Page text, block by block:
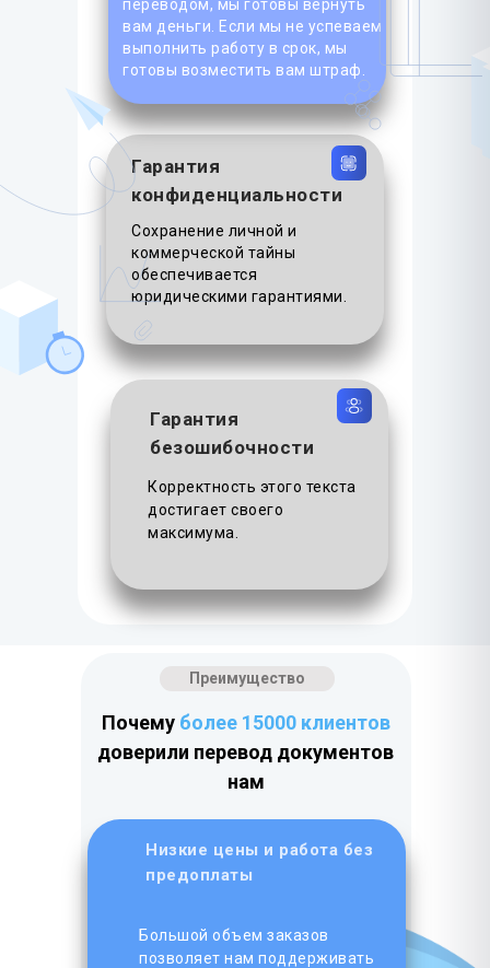
Гарантия
конфиденциальности
Гарантия
безошибочности
Сохранение личной и
коммерческой тайны
обеспечивается
юридическими гарантиями.
переводом, мы готовы вернуть
вам деньги. Если мы не успеваем
выполнить работу в срок, мы
готовы возместить вам штраф.
Корректность этого текста
достигает своего
максимума.
Низкие цены и работа без
предоплаты
Преимущество
Почему более 15000 клиентов
доверили перевод документов
нам
Большой объем заказов
позволяет нам поддерживать